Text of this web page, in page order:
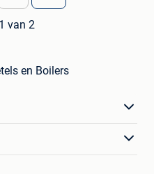
van 2
en Boilers